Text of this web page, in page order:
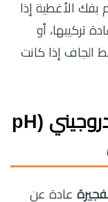
بفك الأغطية إذا
تركيبها، أو
الجاف إذا كانت
أهمية معادلة الرقم الهيدروجيني (pH
عادة عن